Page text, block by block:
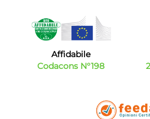
Affidabile
Codacons N°198